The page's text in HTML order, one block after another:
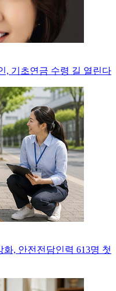
, 기초연금 수령 길 열린다
, 안전전담인력 613명 첫